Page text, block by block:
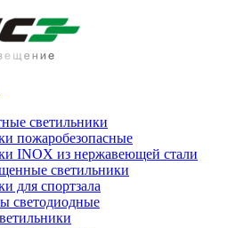
светильники
пожаробезопасные
INOX из нержавеющей стали
светильники
для спортзала
светодиодные